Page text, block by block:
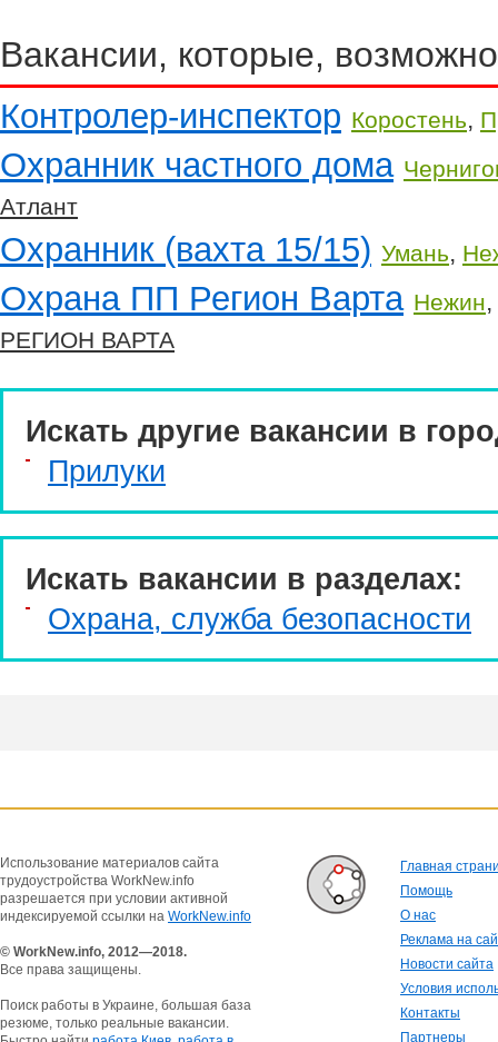
Вакансии, которые,
Контролер-инспектор Коростень,
Охранник частного дома
Атлант
Охранник (вахта 15/15) Умань,
Охрана ПП Регион Варта Нежин,
РЕГИОН ВАРТА
Искать другие вакансии в
Прилуки
Искать вакансии в разделах:
Охрана, служба безопасности
Использование материалов сайта
трудоустройства WorkNew.info
разрешается при условии активной
индексируемой ссылки на WorkNew.info
© WorkNew.info, 2012—2018.
Все права защищены.
Поиск работы в Украине, большая база
резюме, только реальные вакансии.
Главная
Помощь
О нас
Реклама на
Новости сайта
Условия
Контакты
Партнеры